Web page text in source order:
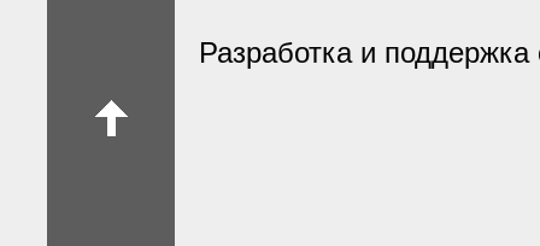
Разработка и поддержка